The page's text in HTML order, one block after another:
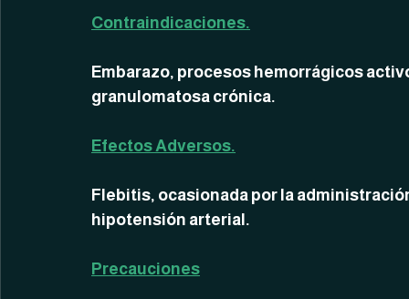
Contraindicaciones.
Embarazo, procesos hemorrágicos
granulomatosa crónica.
Efectos Adversos.
Flebitis, ocasionada por la
hipotensión arterial.
Precauciones